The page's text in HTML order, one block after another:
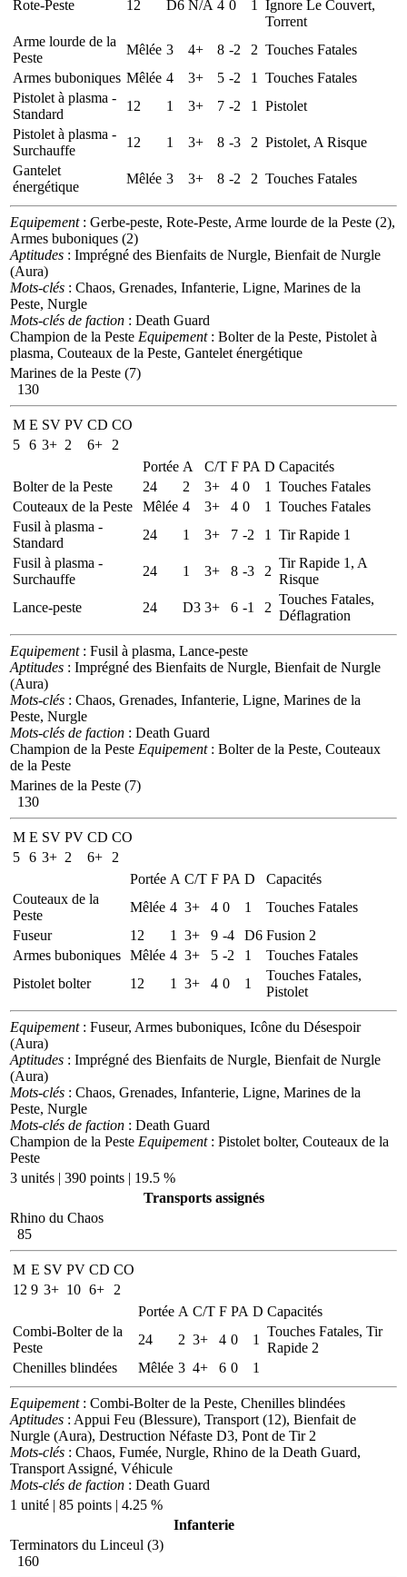
Rote-Peste 12 D6 N/A 4 0 1
Ignore Le Couvert,
Torrent
Arme lourde de la
Peste
Mêlée 3 4+ 8 -2 2 Touches Fatales
Armes buboniques Mêlée 4 3+ 5 -2 1
Touches Fatales
Pistolet à plasma -
Standard
12 1 3+ 7 -2 1
Pistolet
Pistolet à plasma -
Surchauffe
12 1 3+ 8 -3 2 Pistolet, A Risque
Gantelet
énergétique
Mêlée 3 3+ 8 -2 2 Touches Fatales
Equipement: Gerbe-peste, Rote-Peste, Arme lourde de la Peste (2),
Armes buboniques (2)
Aptitudes : Imprégné des Bienfaits de Nurgle, Bienfait de Nurgle
(Aura)
Mots-clés : Chaos, Grenades, Infanterie, Ligne, Marines de la
Peste, Nurgle
Mots-clés de faction : Death Guard
Champion de la Peste Equipement: Bolter de la Peste, Pistolet à
plasma, Couteaux de la Peste, Gantelet énergétique
Marines de la Peste (7)
130
M E SV PV CD CO
5 6 3+ 2 6+
2
Portée A C/T F PA D Capacités
Bolter de la Peste
24 2 3+ 4 0 1
Touches Fatales
Couteaux de la Peste
Mêlée 4 3+ 4 0 1
Touches Fatales
Fusil à plasma -
Standard
24 1 3+ 7 -2 1
Tir Rapide 1
Fusil à plasma -
Surchauffe
24 1 3+ 8 -3 2
Tir Rapide 1, A
Risque
Lance-peste
24 D3 3+ 6 -1 2
Touches Fatales,
Déflagration
Equipement: Fusil à plasma, Lance-peste
Aptitudes : Imprégné des Bienfaits de Nurgle, Bienfait de Nurgle
(Aura)
Mots-clés : Chaos, Grenades, Infanterie, Ligne, Marines de la
Peste, Nurgle
Mots-clés de faction : Death Guard
Champion de la Peste Equipement: Bolter de la Peste, Couteaux
de la Peste
Marines de la Peste (7)
130
M E SV PV CD CO
5 6 3+ 2 6+
2
Portée A C/T F PA D
Capacités
Couteaux de la
Peste
Mêlée 4 3+ 4 0 1
Touches Fatales
Fuseur
12 1 3+ 9 -4 D6 Fusion 2
Armes buboniques Mêlée 4 3+ 5 -2 1
Touches Fatales
Pistolet bolter
12 1 3+ 4 0 1
Touches Fatales,
Pistolet
Equipement: Fuseur, Armes buboniques, Icône du Désespoir
(Aura)
Aptitudes : Imprégné des Bienfaits de Nurgle, Bienfait de Nurgle
(Aura)
Mots-clés : Chaos, Grenades, Infanterie, Ligne, Marines de la
Peste, Nurgle
Mots-clés de faction : Death Guard
Champion de la Peste Equipement: Pistolet bolter, Couteaux de la
Peste
3 unités | 390 points | 19.5 %
Transports assignés
Rhino du Chaos
85
M E SV PV CD CO
12 9 3+ 10 6+
2
Portée A C/T F PA D Capacités
Combi-Bolter de la
Peste
24 2 3+ 4 0 1
Touches Fatales, Tir
Rapide 2
Chenilles blindées
Mêlée 3 4+ 6 0 1
Equipement: Combi-Bolter de la Peste, Chenilles blindées
Aptitudes : Appui Feu (Blessure), Transport (12), Bienfait de
Nurgle (Aura), Destruction Néfaste D3, Pont de Tir 2
Mots-clés : Chaos, Fumée, Nurgle, Rhino de la Death Guard,
Transport Assigné, Véhicule
Mots-clés de faction : Death Guard
1 unité | 85 points | 4.25 %
Infanterie
Terminators du Linceul (3)
160